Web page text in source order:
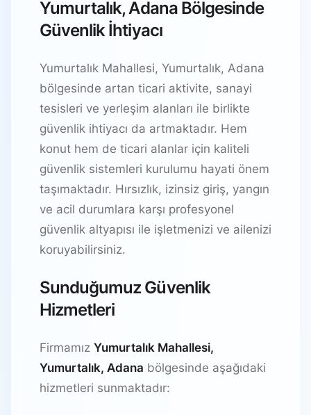
Yumurtalık, Adana Bölgesinde
Güvenlik İhtiyacı
Yumurtalık Mahallesi, Yumurtalık, Adana
bölgesinde artan ticari aktivite, sanayi
tesisleri ve yerleşim alanları ile birlikte
güvenlik ihtiyacı da artmaktadır. Hem
konut hem de ticari alanlar için kaliteli
güvenlik sistemleri kurulumu hayati önem
taşımaktadır. Hırsızlık, izinsiz giriş, yangın
ve acil durumlara karşı profesyonel
güvenlik altyapısı ile işletmenizi ve ailenizi
koruyabilirsiniz.
Sunduğumuz Güvenlik
Hizmetleri
Firmamız Yumurtalık Mahallesi,
Yumurtalık, Adana bölgesinde aşağıdaki
hizmetleri sunmaktadır: